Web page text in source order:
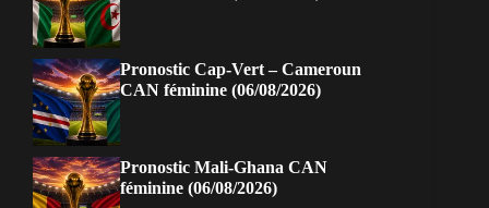
Pronostic Cap-Vert – Cameroun
CAN féminine (06/08/2026)
Pronostic Mali-Ghana CAN
féminine (06/08/2026)